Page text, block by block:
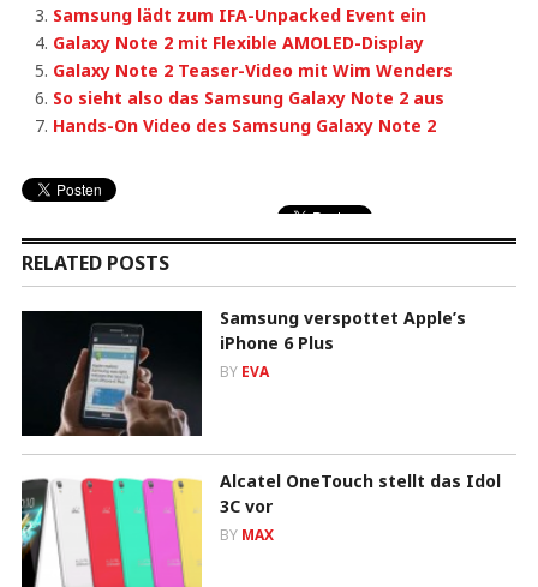
Samsung lädt zum IFA-Unpacked Event ein
Galaxy Note 2 mit Flexible AMOLED-Display
Galaxy Note 2 Teaser-Video mit Wim Wenders
So sieht also das Samsung Galaxy Note 2 aus
Hands-On Video des Samsung Galaxy Note 2
RELATED POSTS
Samsung verspottet Apple’s
iPhone 6 Plus
BY EVA
Alcatel OneTouch stellt das Idol
3C vor
BY MAX